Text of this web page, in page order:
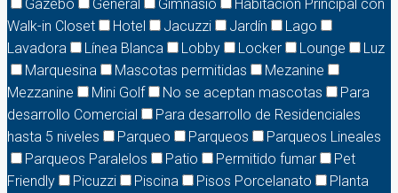
Gazebo
General Gimnasio
Habitación Principal con
Walk-in Closet
Hotel Jacuzzi Jardín
Lago
Lavadora
Línea Blanca Lobby Locker Lounge
Luz
Marquesina
Mascotas permitidas
Mezanine
Mezzanine
Mini Golf No se aceptan mascotas
Para
desarrollo Comercial
Para desarrollo de Residenciales
hasta 5 niveles
Parqueo Parqueos
Parqueos Lineales
Parqueos Paralelos
Patio Permitido fumar
Pet
Friendly
Picuzzi Piscina Pisos Porcelanato
Planta